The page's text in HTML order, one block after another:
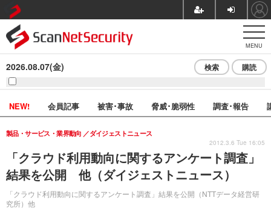
MENU
2026.08.07(金) 検索 購読
NEW! 会員記事 被害･事故 脅威･脆弱性 調査･報告
「クラウド利用動向に関するアンケート調査」
結果を公開 他（ダイジェストニュース）
「クラウド利用動向に関するアンケート調査」結果を公開（NTTデータ経営研
究所）他
製品・サービス・業界動向 ダイジェストニュース
2012.3.6 Tue 16:05